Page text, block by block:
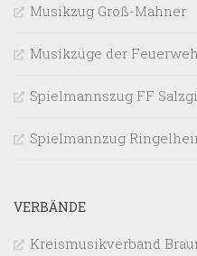
Musikzug Groß-Mahner
Musikzüge der
Spielmannszug FF
Spielmannzug
VERBÄNDE
Kreismusikverband